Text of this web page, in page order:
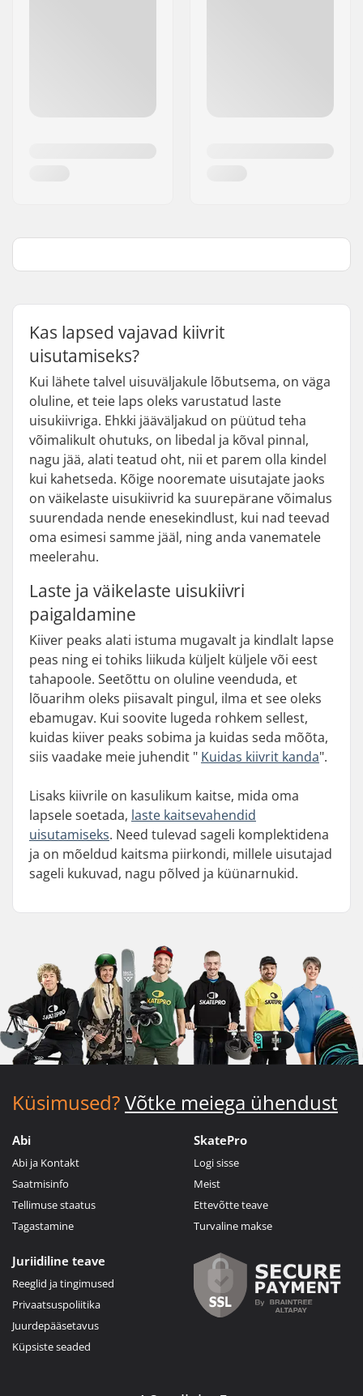
Kas lapsed vajavad kiivrit
uisutamiseks?
Kui lähete talvel uisuväljakule lõbutsema, on väga
oluline, et teie laps oleks varustatud laste
uisukiivriga. Ehkki jääväljakud on püütud teha
võimalikult ohutuks, on libedal ja kõval pinnal,
nagu jää, alati teatud oht, nii et parem olla kindel
kui kahetseda. Kõige nooremate uisutajate jaoks
on väikelaste uisukiivrid ka suurepärane võimalus
suurendada nende enesekindlust, kui nad teevad
oma esimesi samme jääl, ning anda vanematele
meelerahu.
Laste ja väikelaste uisukiivri
paigaldamine
Kiiver peaks alati istuma mugavalt ja kindlalt lapse
peas ning ei tohiks liikuda küljelt küljele või eest
tahapoole. Seetõttu on oluline veenduda, et
lõuarihm oleks piisavalt pingul, ilma et see oleks
ebamugav. Kui soovite lugeda rohkem sellest,
kuidas kiiver peaks sobima ja kuidas seda mõõta,
siis vaadake meie juhendit " Kuidas kiivrit kanda".
Lisaks kiivrile on kasulikum kaitse, mida oma
lapsele soetada, laste kaitsevahendid
uisutamiseks. Need tulevad sageli komplektidena
ja on mõeldud kaitsma piirkondi, millele uisutajad
sageli kukuvad, nagu põlved ja küünarnukid.
Küsimused?Võtke meiega ühendust
Abi
Abi ja Kontakt
Saatmisinfo
Tellimuse staatus
Tagastamine
SkatePro
Logi sisse
Meist
Ettevõtte teave
Turvaline makse
Juriidiline teave
Reeglid ja tingimused
Privaatsuspoliitika
Juurdepääsetavus
Küpsiste seaded